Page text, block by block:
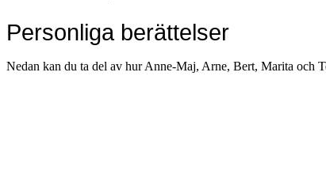
Personliga berättelser
Nedan kan du ta del av hur Anne-Maj, Arne, Bert, Marita och